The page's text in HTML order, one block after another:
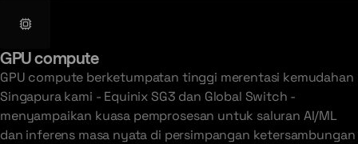
GPU compute
GPU compute berketumpatan tinggi merentasi kemudahan
Singapura kami - Equinix SG3 dan Global Switch -
menyampaikan kuasa pemprosesan untuk saluran AI/ML
dan inferens masa nyata di persimpangan ketersambungan